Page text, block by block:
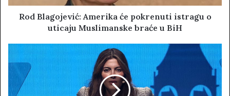
Rod Blagojević: Amerika će pokrenuti istragu o
uticaju Muslimanske braće u BiH